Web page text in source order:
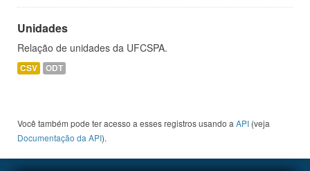
Unidades
Relação de unidades da UFCSPA.
CSV ODT
Você também pode ter acesso a esses registros usando a API (veja
Documentação da API).